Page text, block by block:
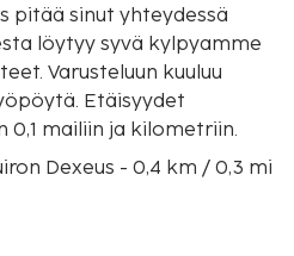
pitää sinut yhteydessä
löytyy syvä kylpyamme
Varusteluun kuuluu
Etäisyydet
mailiin ja kilometriin.
Dexeus - 0,4 km / 0,3 mi